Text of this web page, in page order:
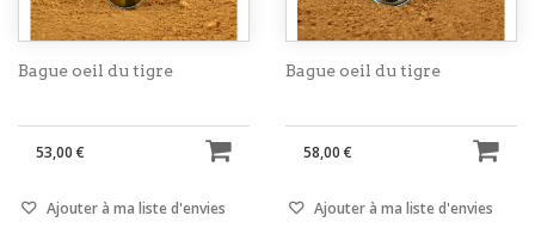
Bague oeil du tigre
53,00 €
Ajouter à ma liste d'envies
Bague oeil du tigre
58,00 €
Ajouter à ma liste d'envies